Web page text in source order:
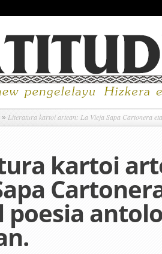
» Literatura kartoi artean: La Vieja Sapa Cartonera
kartoi
poesia